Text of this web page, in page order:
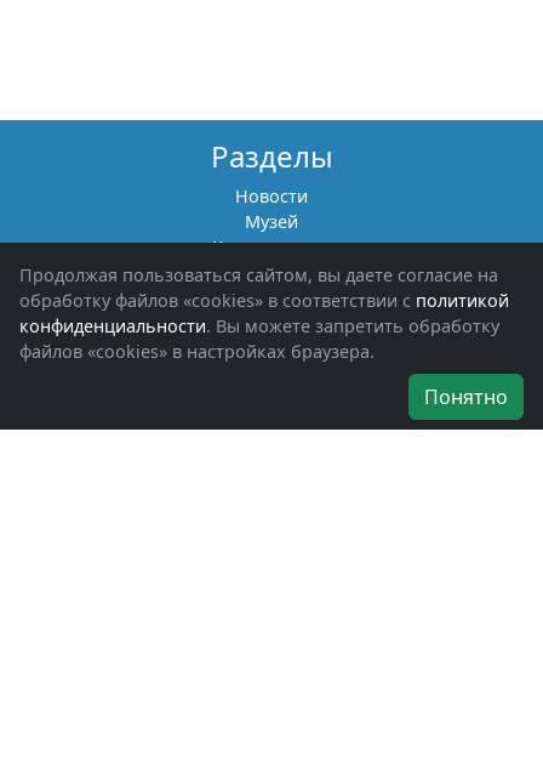
Разделы
Новости
Музей
Книги памяти
Фотоальбомы
Обращения граждан
Помощь участникам СВО и их семьям
Об организации
Наши награды
Продолжая пользоваться сайтом, вы даете согласие на
обработку файлов «cookies» в соответствии с политикой
конфиденциальности. Вы можете запретить обработку
файлов «cookies» в настройках браузера.
Понятно